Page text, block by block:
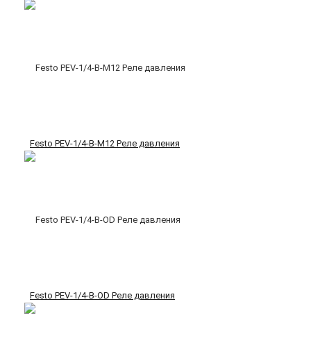
Festo PEV-1/4-B-M12 Реле давления
Festo PEV-1/4-B-OD Реле давления